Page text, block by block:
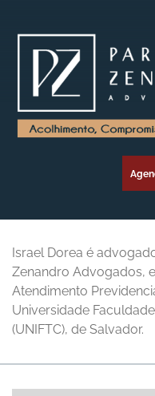
IsraelDorea é
Zenandro Advogados,
Atendimento
Universidade
(UNIFTC), de Salvador.